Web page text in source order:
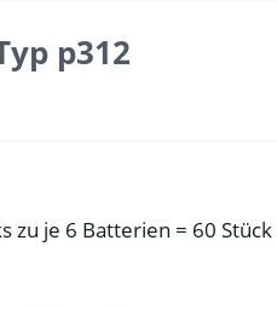
p312
zu je 6 Batterien = 60 Stück